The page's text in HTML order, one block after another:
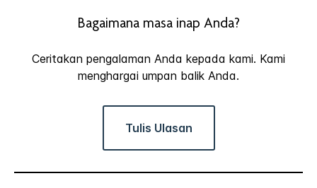
Bagaimana masa inap Anda?
Ceritakan pengalaman Anda kepada kami. Kami
menghargai umpan balik Anda.
Tulis Ulasan